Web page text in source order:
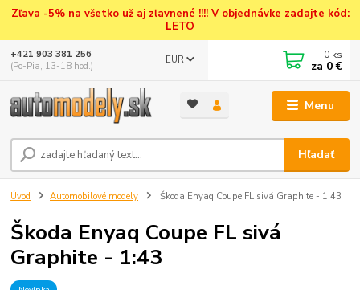
Zľava -5% na všetko už aj zľavnené !!!! V objednávke zadajte kód:
LETO
Menu
EUR
Hľadať
+421 903 381 256
(Po-Pia, 13-18 hod.)
0 ks
za 0 €
Úvod Automobilové modely Škoda Enyaq Coupe FL sivá Graphite - 1:43
Škoda Enyaq Coupe FL sivá
Graphite - 1:43